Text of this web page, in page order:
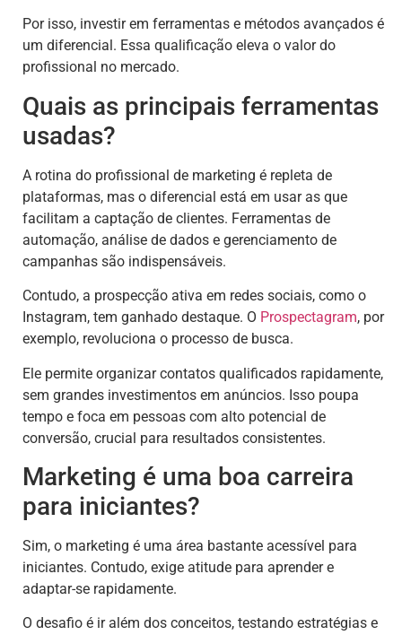
Por isso, investir em ferramentas e métodos avançados é
um diferencial. Essa qualificação eleva o valor do
profissional no mercado.
Quais as principais ferramentas
usadas?
A rotina do profissional de marketing é repleta de
plataformas, mas o diferencial está em usar as que
facilitam a captação de clientes. Ferramentas de
automação, análise de dados e gerenciamento de
campanhas são indispensáveis.
Contudo, a prospecção ativa em redes sociais, como o
Instagram, tem ganhado destaque. O Prospectagram, por
exemplo, revoluciona o processo de busca.
Ele permite organizar contatos qualificados rapidamente,
sem grandes investimentos em anúncios. Isso poupa
tempo e foca em pessoas com alto potencial de
conversão, crucial para resultados consistentes.
Marketing é uma boa carreira
para iniciantes?
Sim, o marketing é uma área bastante acessível para
iniciantes. Contudo, exige atitude para aprender e
adaptar-se rapidamente.
O desafio é ir além dos conceitos, testando estratégias e